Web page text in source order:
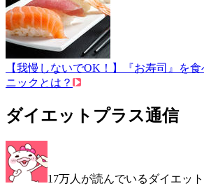
【我慢しないでOK！】『お寿司』を
ニックとは？
ダイエットプラス通信
17万人が読んでいるダイエッ